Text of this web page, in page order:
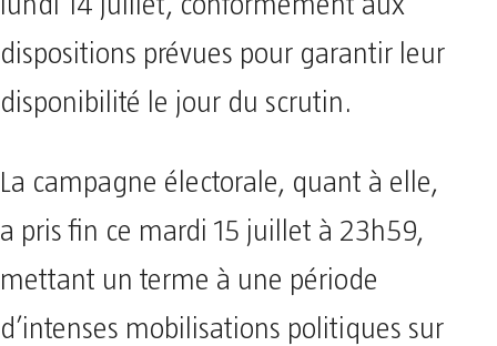
dispositions prévues pour garantir leur
disponibilité le jour du scrutin.
La campagne électorale, quant à elle,
a pris fin ce mardi 15 juillet à 23h59,
mettant un terme à une période
d’intenses mobilisations politiques sur